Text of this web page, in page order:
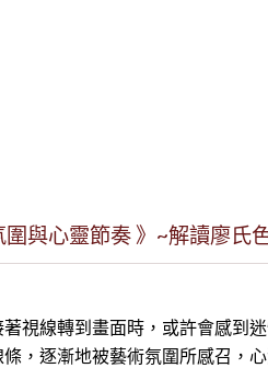
圍與心靈節奏 》~解讀廖氏
視線轉到畫面時，或許會感到
，逐漸地被藝術氛圍所感召，